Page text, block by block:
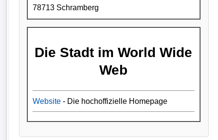
78713 Schramberg
Die Stadt im World Wide
Web
Website- Die hochoffizielle Homepage